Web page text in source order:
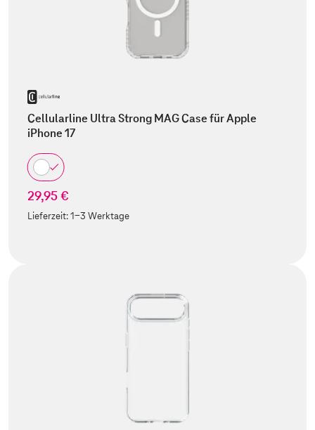
Cellularline Ultra Strong MAG Case für Apple
iPhone 17
29,95 €
Lieferzeit:1-3 Werktage